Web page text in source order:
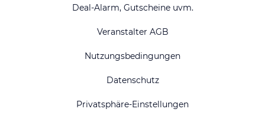
Deal-Alarm, Gutscheine uvm.
Veranstalter AGB
Nutzungsbedingungen
Datenschutz
Privatsphäre-Einstellungen